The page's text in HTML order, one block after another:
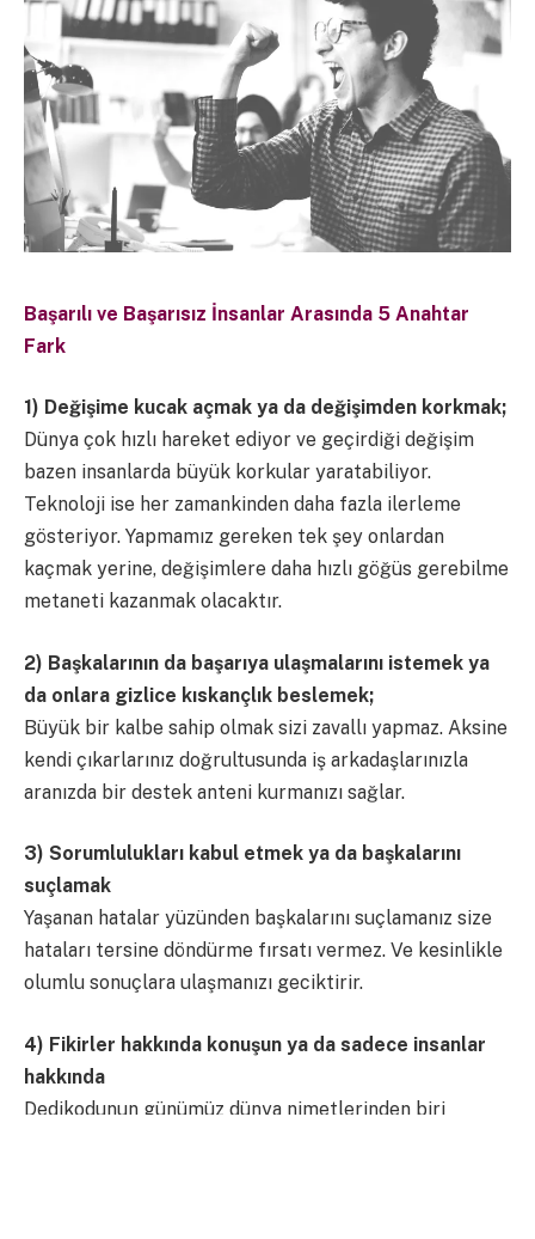
Başarılı ve Başarısız İnsanlar Arasında 5 Anahtar
Fark
1) Değişime kucak açmak ya da değişimden korkmak;
Dünya çok hızlı hareket ediyor ve geçirdiği değişim
bazen insanlarda büyük korkular yaratabiliyor.
Teknoloji ise her zamankinden daha fazla ilerleme
gösteriyor. Yapmamız gereken tek şey onlardan
kaçmak yerine, değişimlere daha hızlı göğüs gerebilme
metaneti kazanmak olacaktır.
2) Başkalarının da başarıya ulaşmalarını istemek ya
da onlara gizlice kıskançlık beslemek;
Büyük bir kalbe sahip olmak sizi zavallı yapmaz. Aksine
kendi çıkarlarınız doğrultusunda iş arkadaşlarınızla
aranızda bir destek anteni kurmanızı sağlar.
3) Sorumlulukları kabul etmek ya da başkalarını
suçlamak
Yaşanan hatalar yüzünden başkalarını suçlamanız size
hataları tersine döndürme fırsatı vermez. Ve kesinlikle
olumlu sonuçlara ulaşmanızı geciktirir.
4) Fikirler hakkında konuşun ya da sadece insanlar
hakkında
Dedikodunun günümüz dünya nimetlerinden biri